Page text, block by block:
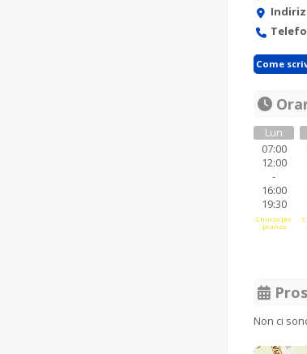
Come
Lun
07:00
12:00
-
16:00
19:30
Chiuso per
pranzo
Non ci